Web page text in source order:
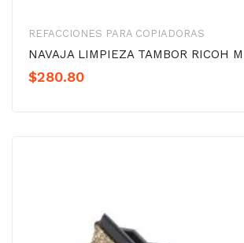
REFACCIONES PARA COPIADORAS
NAVAJA LIMPIEZA TAMBOR RICOH
$280.80